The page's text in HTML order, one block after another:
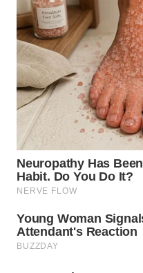
WN
KARO
SIMALUNGUN
LABUHANBATU
WN
TAPANULI
TENGAH
WN DELI
SERDANG